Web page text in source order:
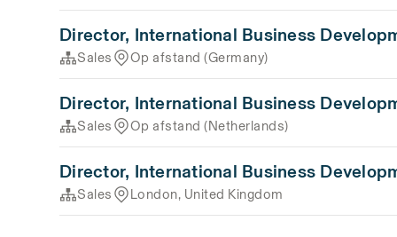
Director, International Business
Sales Op afstand (Germany)
Director, International Business
Sales Op afstand (Netherlands)
Director, International Business
Sales London, United Kingdom